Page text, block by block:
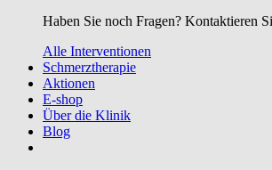
Haben Sie noch Fragen? Kontaktieren
Alle Interventionen
Schmerztherapie
Aktionen
E-shop
Über die Klinik
Blog